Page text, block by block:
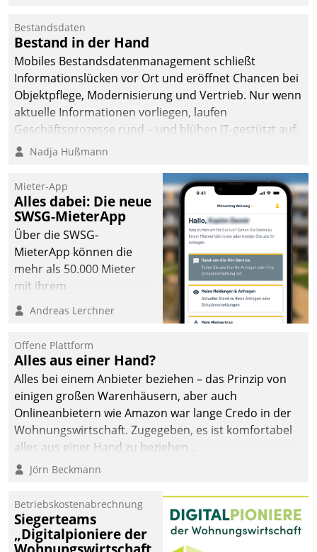
Bestandsdaten
Bestand in der Hand
Mobiles Bestandsdatenmanagement schließt
Informationslücken vor Ort und eröffnet Chancen bei
Objektpflege, Modernisierung und Vertrieb. Nur wenn
aktuelle Informationen vorliegen, laufen
Geschäftsprozesse rund – und blühen IT-gestützt auf.
Nadja Hußmann
Mieter-App
Alles dabei: Die neue
SWSG-MieterApp
Über die SWSG-
MieterApp können die
mehr als 50.000 Mieter
mit ihrem
Wohnungsunternehmen
kommunizieren, auf dem
einsehen und ändern
oder
Schadensmeldungen
abgeben – rund um die
Uhr.
Andreas Lerchner
Offene Plattform
Alles aus einer Hand?
Alles bei einem Anbieter beziehen – das Prinzip von
einigen großen Warenhäusern, aber auch
Onlineanbietern wie Amazon war lange Credo in der
Wohnungswirtschaft. Zugegeben, es ist komfortabel
alles aus einer Hand zu beziehen...
Jörn Beckmann
Betriebskostenabrechnung
Siegerteams
„Digitalpioniere der